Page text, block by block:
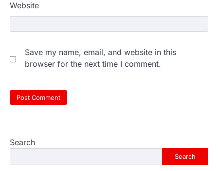
Website
Save my name, email, and website in this
browser for the next time I comment.
Search
Search